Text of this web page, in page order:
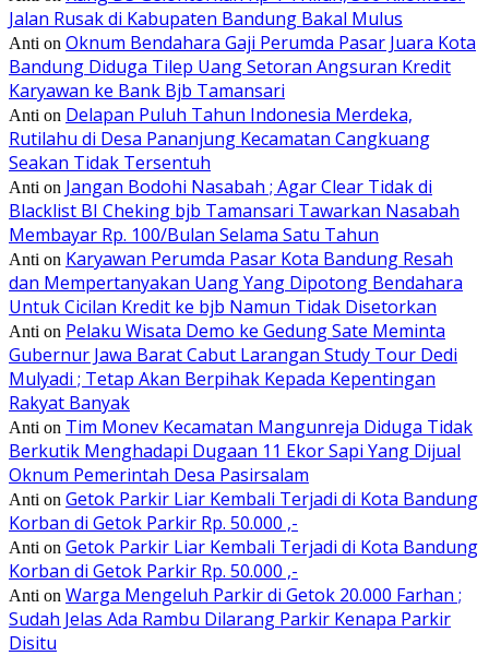
Jalan Rusak di Kabupaten Bandung Bakal Mulus
Anti on Oknum Bendahara Gaji Perumda Pasar Juara Kota
Bandung Diduga Tilep Uang Setoran Angsuran Kredit
Karyawan ke Bank Bjb Tamansari
Anti on Delapan Puluh Tahun Indonesia Merdeka,
Rutilahu di Desa Pananjung Kecamatan Cangkuang
Seakan Tidak Tersentuh
Anti on Jangan Bodohi Nasabah ; Agar Clear Tidak di
Blacklist BI Cheking bjb Tamansari Tawarkan Nasabah
Membayar Rp. 100/Bulan Selama Satu Tahun
Anti on Karyawan Perumda Pasar Kota Bandung Resah
dan Mempertanyakan Uang Yang Dipotong Bendahara
Untuk Cicilan Kredit ke bjb Namun Tidak Disetorkan
Anti on Pelaku Wisata Demo ke Gedung Sate Meminta
Gubernur Jawa Barat Cabut Larangan Study Tour Dedi
Mulyadi ; Tetap Akan Berpihak Kepada Kepentingan
Rakyat Banyak
Anti on Tim Monev Kecamatan Mangunreja Diduga Tidak
Berkutik Menghadapi Dugaan 11 Ekor Sapi Yang Dijual
Oknum Pemerintah Desa Pasirsalam
Anti on Getok Parkir Liar Kembali Terjadi di Kota Bandung
Korban di Getok Parkir Rp. 50.000 ,-
Anti on Getok Parkir Liar Kembali Terjadi di Kota Bandung
Korban di Getok Parkir Rp. 50.000 ,-
Anti on Warga Mengeluh Parkir di Getok 20.000 Farhan ;
Sudah Jelas Ada Rambu Dilarang Parkir Kenapa Parkir
Disitu